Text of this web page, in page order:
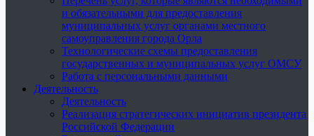
и обязательными для предоставления
муниципальных услуг органами местного
самоуправления города Орла
Технологические схемы предоставления
государственных и муниципальных услуг ОМСУ
Работа с персональными данными
Деятельность
Деятельность
Реализация стратегических инициатив президента
Российской Федерации